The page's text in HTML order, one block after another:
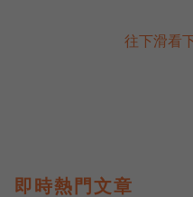
往下滑看
即時熱門文章